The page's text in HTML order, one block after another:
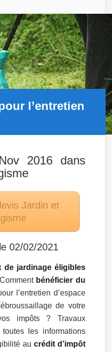
l’entretien
2016 dans
Jardin et
02/02/2021
de jardinage éligibles
bénéficier du
l’entretien d’espace
de votre
impôts ? Travaux
les informations
au crédit d’impôt